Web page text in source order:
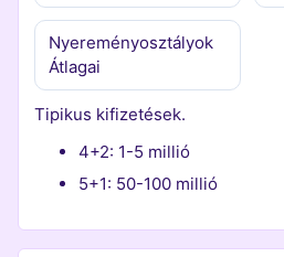
Nyereményosztályok
Átlagai
Tipikus kifizetések.
4+2: 1-5 millió
5+1: 50-100 millió